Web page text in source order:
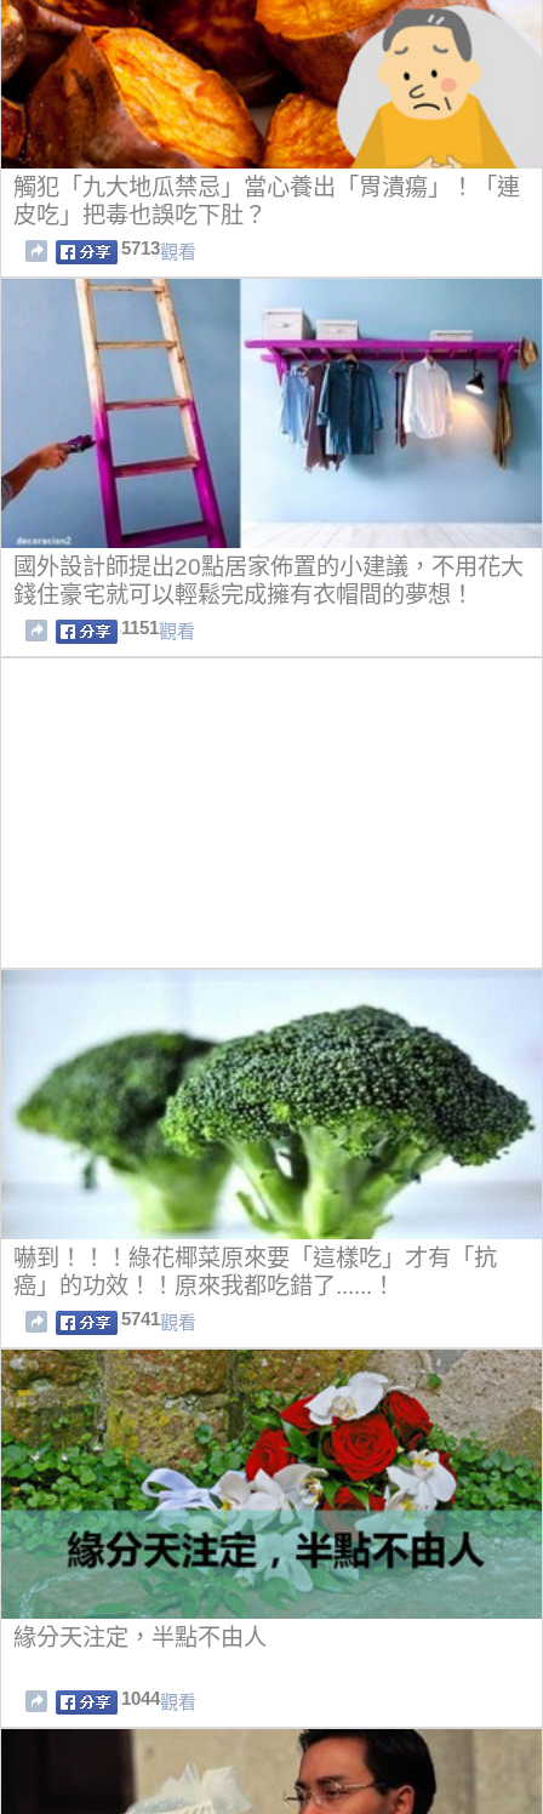
觸犯「九大地瓜禁忌」當心養出「胃潰瘍」！「連
皮吃」把毒也誤吃下肚？
5713觀看
國外設計師提出20點居家佈置的小建議，不用花大
錢住豪宅就可以輕鬆完成擁有衣帽間的夢想！
1151觀看
嚇到！！！綠花椰菜原來要「這樣吃」才有「抗
癌」的功效！！原來我都吃錯了......！
5741觀看
緣分天注定，半點不由人
1044觀看